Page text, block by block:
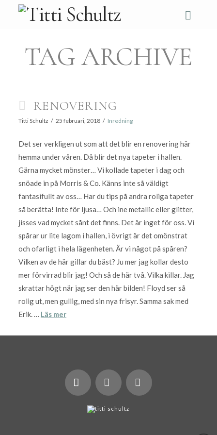
TAG ARCHIVE
RENOVERING
Titti Schultz 25 februari, 2018 Inredning
Det ser verkligen ut som att det blir en renovering här
hemma under våren. Då blir det nya tapeter i hallen.
Gärna mycket mönster… Vi kollade tapeter i dag och
snöade in på Morris & Co. Känns inte så väldigt
fantasifullt av oss… Har du tips på andra roliga tapeter
så berätta! Inte för ljusa… Och ine metallic eller glitter,
jisses vad mycket sånt det finns. Det är inget för oss. Vi
spårar ur lite lagom i hallen, i övrigt är det omönstrat
och ofarligt i hela lägenheten. Är vi något på spåren?
Vilken av de här gillar du bäst? Ju mer jag kollar desto
mer förvirrad blir jag! Och så de här två. Vilka killar. Jag
skrattar högt när jag ser den här bilden! Floyd ser så
rolig ut, men gullig, med sin nya frisyr. Samma sak med
Erik. … Läs mer
LinkedIn